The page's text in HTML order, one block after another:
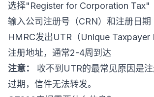
选择"Register for Corporation Tax"
输入公司注册号（CRN）和注册日期
HMRC发出UTR（Unique Taxpayer
注册地址，通常2-4周到达
注意：
收不到UTR的最常见原因是
过期，信件无法转发。